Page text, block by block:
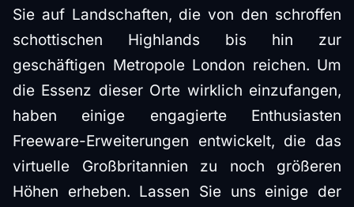
Sie auf Landschaften, die von den schroffen
schottischen Highlands bis hin zur
geschäftigen Metropole London reichen. Um
die Essenz dieser Orte wirklich einzufangen,
haben einige engagierte Enthusiasten
Freeware-Erweiterungen entwickelt, die das
virtuelle Großbritannien zu noch größeren
Höhen erheben. Lassen Sie uns einige der